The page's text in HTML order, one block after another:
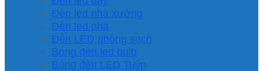
Đèn led nhà xưởng
Đèn led pha
Đèn LED phòng sạch
Bóng đèn led bulb
Bóng đèn LED Tuýp